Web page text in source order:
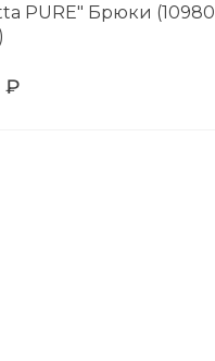
PURE" Брюки (10980
₽